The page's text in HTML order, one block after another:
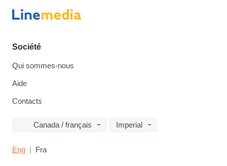
Société
Qui sommes-nous
Aide
Contacts
Canada / français Imperial
Eng Fra